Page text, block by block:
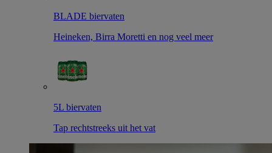
BLADE biervaten
Heineken, Birra Moretti en nog veel meer
5L biervaten
Tap rechtstreeks uit het vat